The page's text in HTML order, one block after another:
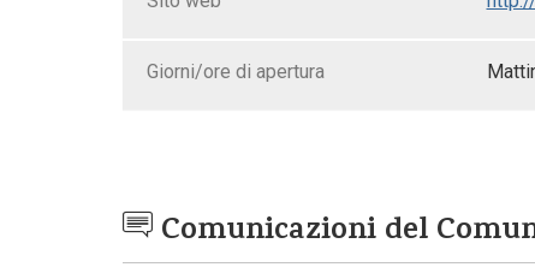
Giorni/ore di apertura
Comunicazioni del